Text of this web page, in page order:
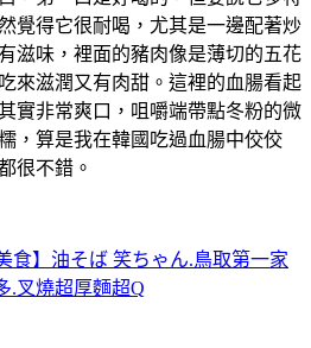
覺得它很耐喝，尤其是一邊配著炒
滋味，裡面的豬肉像是薄切的五花
來滋潤又有肉甜。這裡的血腸看起
實非常爽口，咀嚼端帶點冬粉的微
，算是我在韓國吃過血腸中佼佼
很不錯。
食】油そば 笑ちゃん.鳥取第一家
.叉燒超厚麵超Q